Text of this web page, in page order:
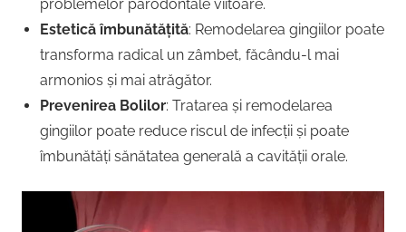
problemelor parodontale viitoare.
Estetică îmbunătățită: Remodelarea gingiilor poate
transforma radical un zâmbet, făcându-l mai
armonios și mai atrăgător.
Prevenirea Bolilor: Tratarea și remodelarea
gingiilor poate reduce riscul de infecții și poate
îmbunătăți sănătatea generală a cavității orale.